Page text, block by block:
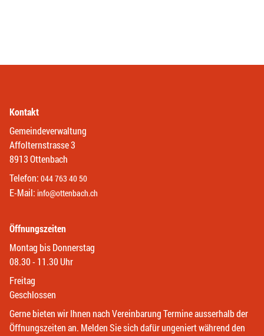
Kontakt
Gemeindeverwaltung
Affolternstrasse 3
8913 Ottenbach
Telefon: 044 763 40 50
E-Mail: info@ottenbach.ch
Öffnungszeiten
Montag bis Donnerstag
08.30 - 11.30 Uhr
Freitag
Geschlossen
Gerne bieten wir Ihnen nach Vereinbarung Termine ausserhalb der
Öffnungszeiten an. Melden Sie sich dafür ungeniert während den